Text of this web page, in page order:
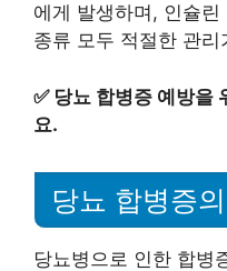
에게 발생하며, 인슐
종류 모두 적절한 관리
✅ 당뇨 합병증 예방을
요.
당뇨 합병증
당뇨병으로 인한 합병